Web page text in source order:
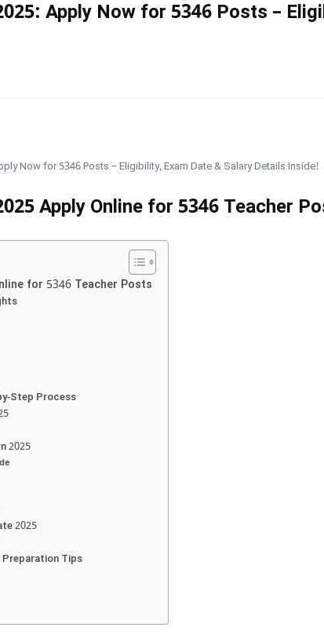
Apply Now for 5346 Posts –
Now for 5346 Posts – Eligibility, Exam Date & Salary Details Inside!
Apply Online for 5346 Teacher
for 5346 Teacher Posts
Step Process
2025
2025
Preparation Tips